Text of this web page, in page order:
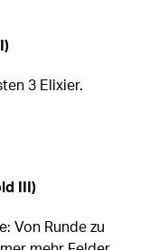
3 Elixier.
III)
Von Runde zu